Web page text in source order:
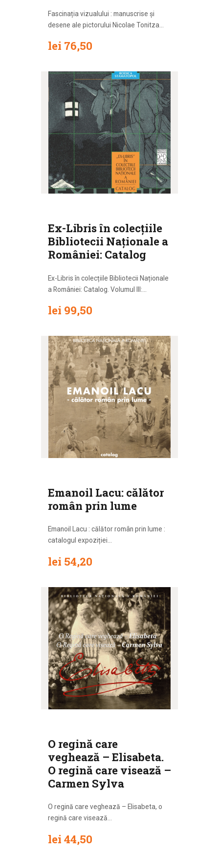
Fascinația vizualului : manuscrise și
desene ale pictorului Nicolae Tonitza...
lei 76,50
Ex-Libris în colecțiile
Bibliotecii Naționale a
României: Catalog
Ex-Libris în colecțiile Bibliotecii Naționale
a României: Catalog. Volumul III:...
lei 99,50
Emanoil Lacu: călător
român prin lume
Emanoil Lacu : călător român prin lume :
catalogul expoziției...
lei 54,20
O regină care
veghează – Elisabeta.
O regină care visează –
Carmen Sylva
O regină care veghează – Elisabeta, o
regină care visează...
lei 44,50